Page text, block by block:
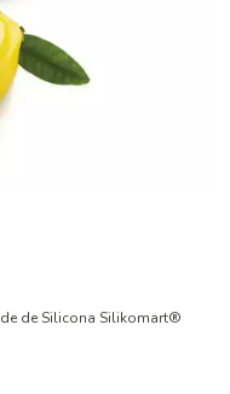
de Silicona Silikomart®